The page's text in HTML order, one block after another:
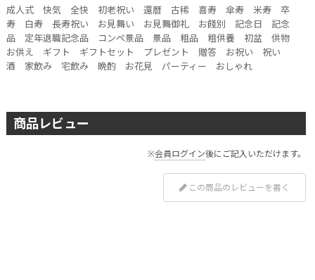
成人式 快気 全快 初老祝い 還暦 古稀 喜寿 傘寿 米寿 卒
寿 白寿 長寿祝い お見舞い お見舞御礼 お餞別 記念日 記念
品 定年退職記念品 コンペ景品 景品 粗品 粗供養 初盆 供物
お供え ギフト ギフトセット プレゼント 贈答 お祝い 祝い
酒 家飲み 宅飲み 晩酌 お花見 パーティー おしゃれ
商品レビュー
※会員ログイン後にご記入いただけます。
この商品のレビューを書く